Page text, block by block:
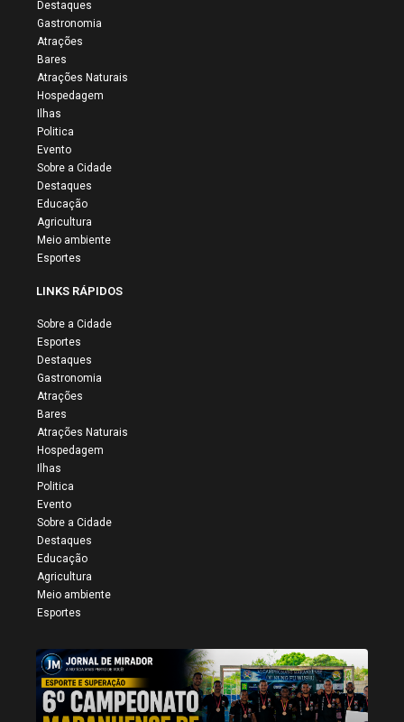
Destaques
Gastronomia
Atrações
Bares
Atrações Naturais
Hospedagem
Ilhas
Politica
Evento
Sobre a Cidade
Destaques
Educação
Agricultura
Meio ambiente
Esportes
LINKS RÁPIDOS
Sobre a Cidade
Esportes
Destaques
Gastronomia
Atrações
Bares
Atrações Naturais
Hospedagem
Ilhas
Politica
Evento
Sobre a Cidade
Destaques
Educação
Agricultura
Meio ambiente
Esportes